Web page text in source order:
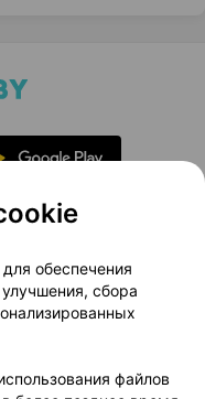
проекта
маркетинг
Доставка
Партнеры
обеспечения
улучшения, сбора
файлов